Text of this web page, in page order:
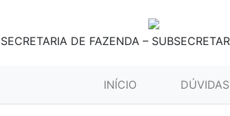
SECRETARIA DE FAZENDA –
INÍCIO (CURRENT)DÚVIDAS